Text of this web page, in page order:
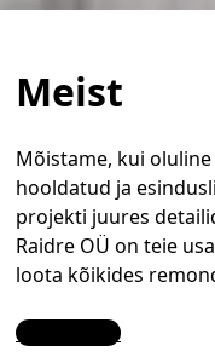
Meist
Mõistame, kui
hooldatud ja
projekti juures
Raidre OÜ on teie
loota kõikides
Contact Us